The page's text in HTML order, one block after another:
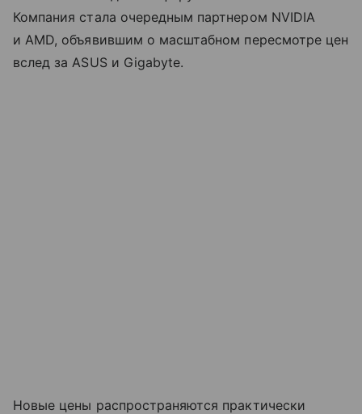
Компания стала очередным партнером NVIDIA
и AMD, объявившим о масштабном пересмотре цен
вслед за ASUS и Gigabyte.
Новые цены распространяются практически